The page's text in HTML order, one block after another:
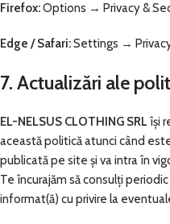
Firefox:Options → Privacy &
Edge / Safari:Settings →
7. Actualizări ale
EL-NELSUS CLOTHING SRL își
această politică atunci când
publicată pe site și va intra în
Te încurajăm să consulți
informat(ă) cu privire la